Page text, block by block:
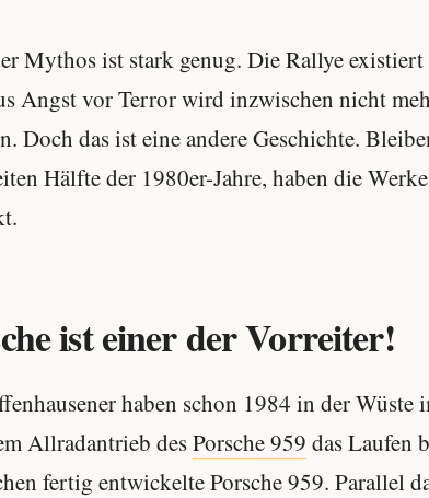
Mythos ist stark genug. Die Rallye
Angst vor Terror wird inzwischen nicht
Doch das ist eine andere Geschichte.
Hälfte der 1980er-Jahre, haben die
ist einer der Vorreiter!
haben schon 1984 in der Wüste
Allradantrieb desPorsche 959 das Laufen
fertig entwickelte Porsche 959. Parallel